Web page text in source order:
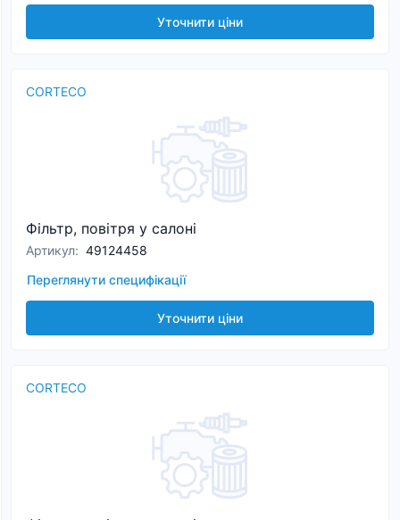
Уточнити ціни
CORTECO
Фільтр, повітря у салоні
Артикул: 49124458
Переглянути специфікації
Уточнити ціни
CORTECO